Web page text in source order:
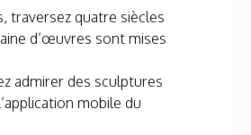
traversez quatre siècles
d’œuvres sont mises
admirer des sculptures
mobile du